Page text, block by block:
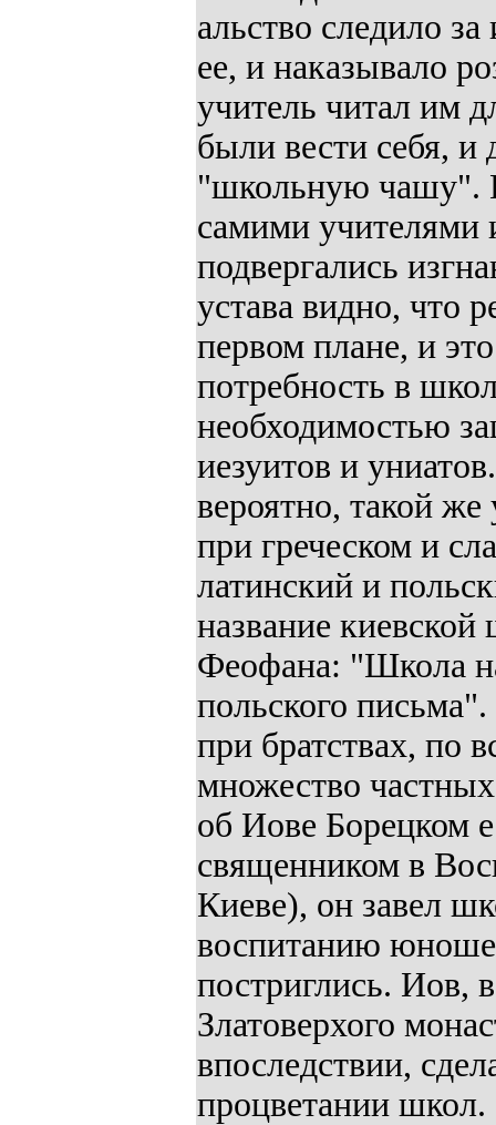
альство следило
ее, и наказывало
учитель читал им
были вести себя, и
"школьную чашу".
самими учителями
подвергались
устава видно, что
первом плане, и
потребность в
необходимостью
иезуитов и
вероятно, такой
при греческом и
латинский и
название
Феофана: "Школа
польского
при братствах, по
множество
об Иове Борецком
священником в
Киеве), он завел
воспитанию
постриглись. Иов,
Златоверхого
впоследствии,
процветании школ.